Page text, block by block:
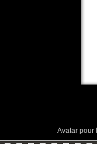
Avatar pour